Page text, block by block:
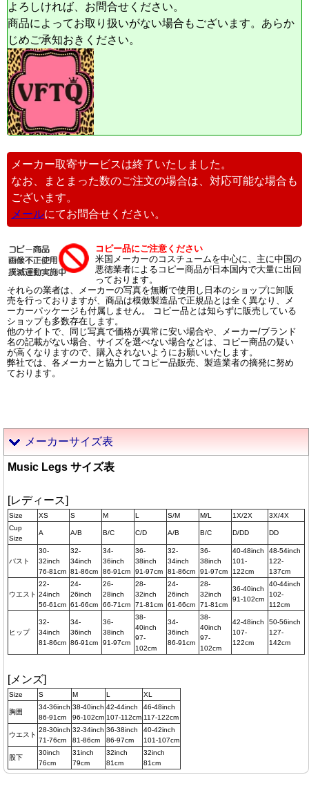
よろしければ、お問合せください。
商品によってお取り扱いがない場合もございます。あらか
じめご承知おきください。
メーカー取寄サービスは終了いたしました。
なお、まとまった数のご注文の場合は、対応可能な場合も
ございます。
メールにてお問合せください。
コピー品にご注意ください
米国メーカーのコスチュームを中心に、主に中国の
悪徳業者によるコピー商品が日本国内で大量に出回
っております。
それらの業者は、メーカーの写真を無断で使用し日本のショップに卸販
売を行っておりますが、商品は模倣製造品で正規品とは全く異なり、メ
ーカーパッケージも付属しません。 コピー品とは知らずに販売している
ショップも多数存在します。
他のサイトで、同じ写真で価格が異常に安い場合や、メーカー/ブランド
名の記載がない場合、サイズを選べない場合などは、コピー商品の疑い
が高くなりますので、購入されないようにお願いいたします。
弊社では、各メーカーと協力してコピー品販売、製造業者の摘発に努め
ております。
メーカーサイズ表
Music Legs サイズ表
[レディース]
Size XS S M L S/M M/L 1X/2X
3X/4X
Cup
Size
A A/B B/C C/D A/B B/C D/DD DD
バスト
30-
32inch
76-81cm
32-
34inch
81-86cm
34-
36inch
86-91cm
36-
38inch
91-97cm
32-
34inch
81-86cm
36-
38inch
91-97cm
40-48inch
101-
122cm
48-54inch
122-
137cm
ウエスト
22-
24inch
56-61cm
24-
26inch
61-66cm
26-
28inch
66-71cm
28-
32inch
71-81cm
24-
26inch
61-66cm
28-
32inch
71-81cm
36-40inch
91-102cm
40-44inch
102-
112cm
ヒップ
32-
34inch
81-86cm
34-
36inch
86-91cm
36-
38inch
91-97cm
38-
40inch
97-
102cm
34-
36inch
86-91cm
38-
40inch
97-
102cm
42-48inch
107-
122cm
50-56inch
127-
142cm
[メンズ]
Size S M L XL
胸囲
34-36inch
86-91cm
38-40inch
96-102cm
42-44inch
107-112cm
46-48inch
117-122cm
ウエスト
28-30inch
71-76cm
32-34inch
81-86cm
36-38inch
86-97cm
40-42inch
101-107cm
股下
30inch
76cm
31inch
79cm
32inch
81cm
32inch
81cm